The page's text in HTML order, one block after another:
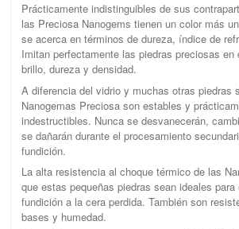
Prácticamente indistinguibles de sus
las Preciosa Nanogems tienen un color más
se acerca en términos de dureza, índice de
Imitan perfectamente las piedras preciosas en
brillo, dureza y densidad.
A diferencia del vidrio y muchas otras piedras
Nanogemas Preciosa son estables y
indestructibles. Nunca se desvanecerán,
se dañarán durante el procesamiento
fundición.
La alta resistencia al choque térmico de las
que estas pequeñas piedras sean ideales
fundición a la cera perdida. También son
bases y humedad.